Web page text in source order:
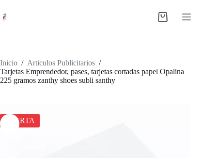
al
contenido
Shopping
Inicio / Articulos Publicitarios /
Tarjetas Emprendedor, pases, tarjetas cortadas papel Opalina
225 gramos zanthy shoes subli santhy
OFERTA